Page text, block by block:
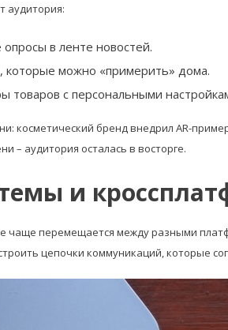
аудитория:
в ленте новостей.
которые можно «примерить» дома.
товаров с персональными
косметический бренд внедрил AR-
– аудитория осталась в восторге.
и
чаще перемещается между разными
цепочки коммуникаций, которые